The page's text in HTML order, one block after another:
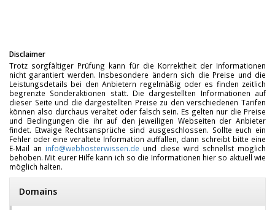
Disclaimer
Trotz sorgfältiger Prüfung kann für die Korrektheit der Informationen
nicht garantiert werden. Insbesondere ändern sich die Preise und die
Leistungsdetails bei den Anbietern regelmäßig oder es finden zeitlich
begrenzte Sonderaktionen statt. Die dargestellten Informationen auf
dieser Seite und die dargestellten Preise zu den verschiedenen Tarifen
können also durchaus veraltet oder falsch sein. Es gelten nur die Preise
und Bedingungen die ihr auf den jeweiligen Webseiten der Anbieter
findet. Etwaige Rechtsansprüche sind ausgeschlossen. Sollte euch ein
Fehler oder eine veraltete Information auffallen, dann schreibt bitte eine
E-Mail an info@webhosterwissen.de und diese wird schnellst möglich
behoben. Mit eurer Hilfe kann ich so die Informationen hier so aktuell wie
möglich halten.
Domains